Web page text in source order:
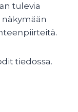
tulevia
tiedossa.